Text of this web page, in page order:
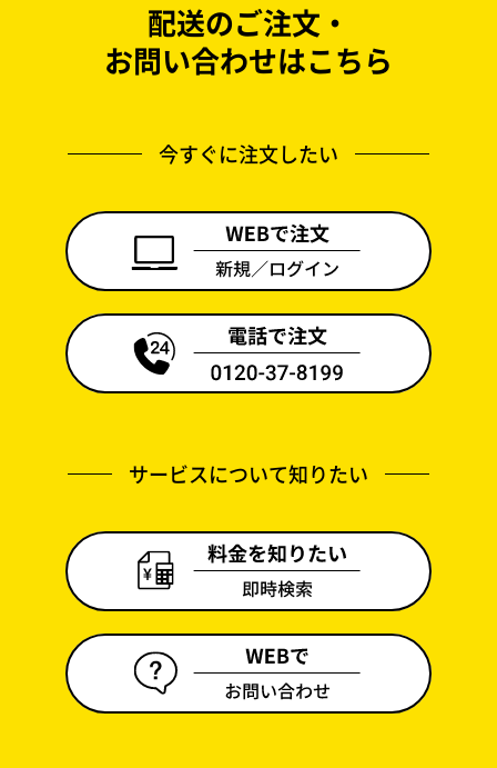
配送のご注文・
お問い合わせはこちら
今すぐに注文したい
サービスについて知りたい